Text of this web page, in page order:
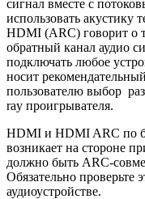
сигнал вместе с
использовать акустику
HDMI (ARC) говорит о
обратный канал аудио
подключать любое
носит
пользователю выбор
ray проигрывателя.
HDMI и HDMI ARC по
возникает на стороне
должно быть ARC-
Обязательно проверьте
аудиоустройстве.